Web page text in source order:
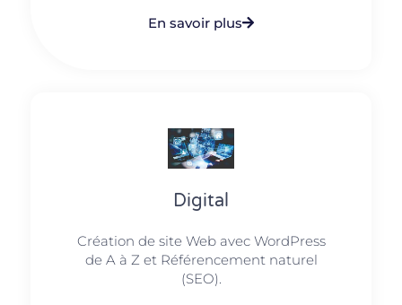
En savoir plus
Digital
Création de site Web avec WordPress
de A à Z et Référencement naturel
(SEO).